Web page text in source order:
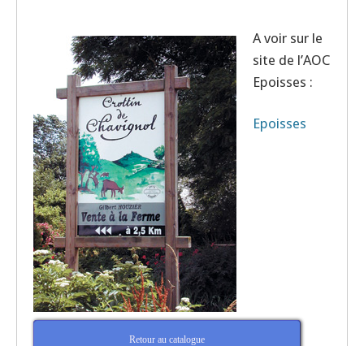
A voir sur le
site de l’AOC
Epoisses :
Epoisses
Retour au catalogue